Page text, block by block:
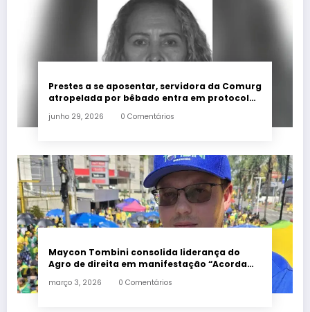
Prestes a se aposentar, servidora da Comurg
atropelada por bêbado entra em protocolo
junho 29, 2026 0 Comentários
Maycon Tombini consolida liderança do
Agro de direita em manifestação “Acorda
março 3, 2026 0 Comentários